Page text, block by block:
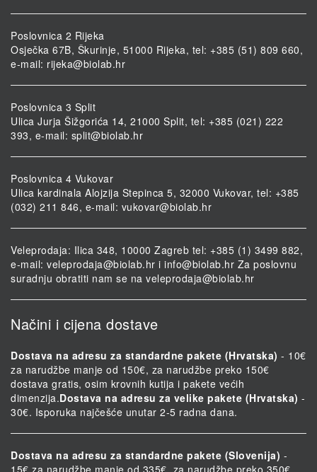
Poslovnica 2 Rijeka
Osječka 67B, Škurinje, 51000 Rijeka, tel: +385 (51) 809 660,
e-mail: rijeka@biolab.hr
Poslovnica 3 Split
Ulica Jurja Šižgorića 14, 21000 Split, tel: +385 (021) 222
393, e-mail: split@biolab.hr
Poslovnica 4 Vukovar
Ulica kardinala Alojzija Stepinca 5, 32000 Vukovar, tel: +385
(032) 211 846, e-mail: vukovar@biolab.hr
Veleprodaja: Ilica 348, 10000 Zagreb tel: +385 (1) 3499 882,
e-mail: veleprodaja@biolab.hr i info@biolab.hr Za poslovnu
suradnju obratiti nam se na veleprodaja@biolab.hr
Načini i cijena dostave
Dostava na adresu za standardne pakete (Hrvatska) - 10€
za narudžbe manje od 150€, za narudžbe preko 150€
dostava gratis, osim krovnih kutija i pakete većih
dimenzija.Dostava na adresu za velike pakete (Hrvatska) -
30€. Isporuka najčešće unutar 2-5 radna dana.
Dostava na adresu za standardne pakete (Slovenija) -
15€ za narudžbe manje od 335€, za narudžbe preko 350€